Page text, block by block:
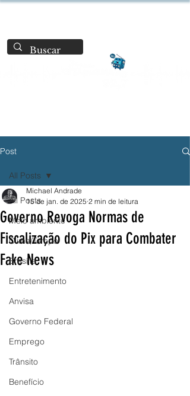
Post
All Posts
Meio ambiente
Clima/Tempo
Brasília
Entretenimento
Anvisa
Governo Federal
Emprego
Trânsito
Benefício
All Posts
Governo Revoga Normas de
Fiscalização do Pix para Combater
Fake News
Michael Andrade
15 de jan. de 2025 2 min de leitura